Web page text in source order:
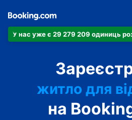
У нас уже є 29 279 209 одиниць
житло для
гостьовий
на